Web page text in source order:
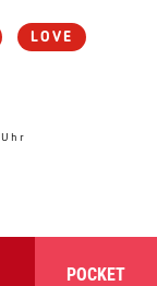
LOVE
POCKET